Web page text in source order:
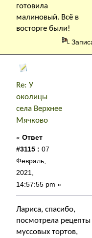
готовила
малиновый. Всё в
восторге были!
Re: У
околицы
села Верхнее
Мячково
« Ответ
#3115 : 07
Февраль,
2021,
14:57:55 pm »
Лариса, спасибо,
посмотрела рецепты
муссовых тортов,